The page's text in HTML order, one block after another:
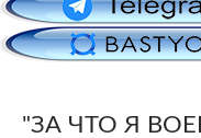
"ЗА ЧТО Я